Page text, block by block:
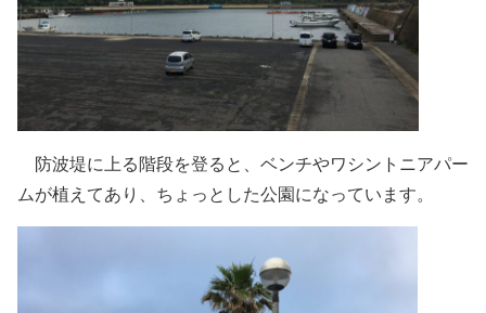
防波堤に上る階段を登ると、ベンチやワシントニアパー
ムが植えてあり、ちょっとした公園になっています。